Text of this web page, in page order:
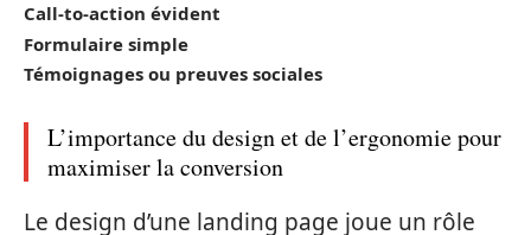
Call-to-action évident
Formulaire simple
Témoignages ou preuves sociales
L’importance du design et de l’ergonomie pour
maximiser la conversion
Le design d’une landing page joue un rôle